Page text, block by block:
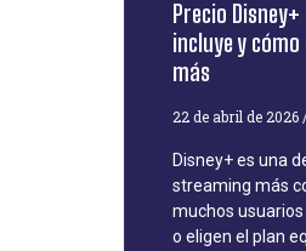
Precio
incluye y
más
22 de abril de 2026
Disney+ es una
streaming más
muchos
o eligen el plan